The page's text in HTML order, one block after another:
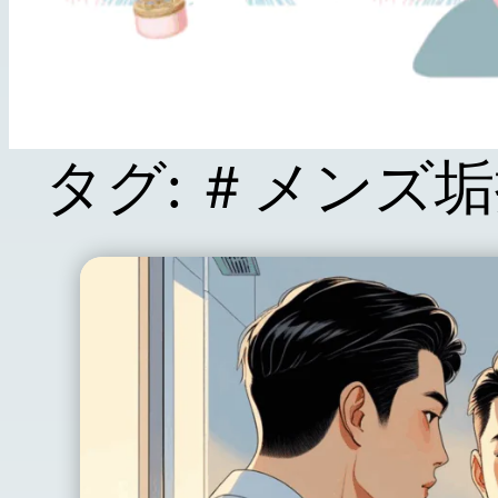
タグ: ＃メンズ